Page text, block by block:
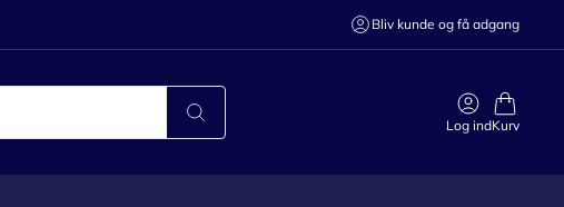
Bliv kunde og få adgang
Log indKurv